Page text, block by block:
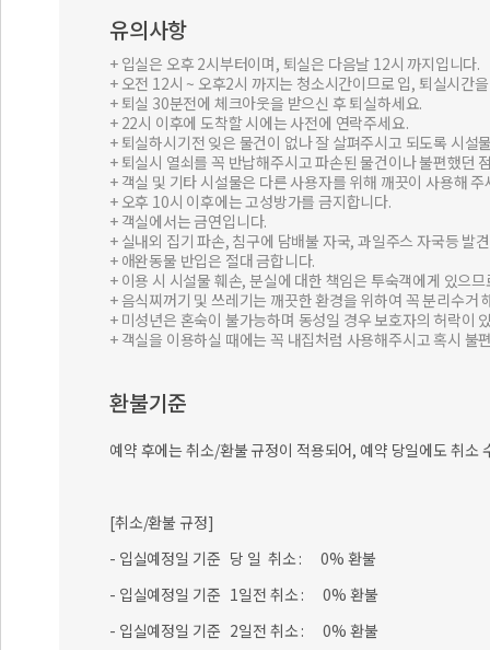
유의사항
+ 입실은 오후 2시부터이며, 퇴실은 다음날 12시 까지입니다.
+ 오전 12시 ~ 오후2시 까지는 청소시간이므로 입, 퇴실시간
+ 퇴실 30분전에 체크아웃을 받으신 후 퇴실하세요.
+ 22시 이후에 도착할 시에는 사전에 연락주세요.
+ 퇴실하시기전 잊은 물건이 없나 잘 살펴주시고 되도록 시설
+ 퇴실시 열쇠를 꼭 반납해주시고 파손된 물건이나 불편했던
+ 객실 및 기타 시설물은 다른 사용자를 위해 깨끗이 사용해 주
+ 오후 10시 이후에는 고성방가를 금지합니다.
+ 객실에서는 금연입니다.
+ 실내외 집기 파손, 침구에 담배불 자국, 과일주스 자국등 발
+ 애완동물 반입은 절대 금합니다.
+ 이용 시 시설물 훼손, 분실에 대한 책임은 투숙객에게 있으
+ 음식찌꺼기 및 쓰레기는 깨끗한 환경을 위하여 꼭 분리수거
+ 미성년은 혼숙이 불가능하며 동성일 경우 보호자의 허락이
+ 객실을 이용하실 때에는 꼭 내집처럼 사용해주시고 혹시 불
환불기준
예약 후에는 취소/환불 규정이 적용되어, 예약 당일에도 취소
[취소/환불 규정]
- 입실예정일 기준 당 일 취소 : 0% 환불
- 입실예정일 기준 1일전 취소 : 0% 환불
- 입실예정일 기준 2일전 취소 : 0% 환불